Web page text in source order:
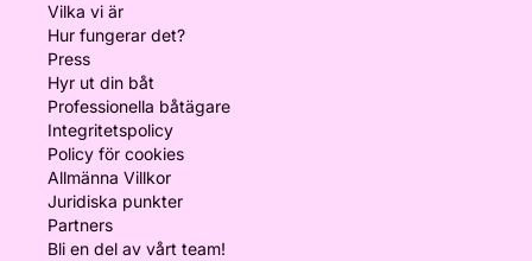
Vilka vi är
Hur fungerar det?
Press
Hyr ut din båt
Professionella båtägare
Integritetspolicy
Policy för cookies
Allmänna Villkor
Juridiska punkter
Partners
Bli en del av vårt team!